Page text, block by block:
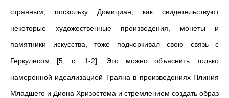
странным, поскольку Домициан, как свидетельствуют
некоторые художественные произведения, монеты и
памятники искусства, тоже подчеркивал свою связь с
Геркулесом [5, с. 1-2]. Это можно объяснить только
намеренной идеализацией Траяна в произведениях Плиния
Младшего и Диона Хризостома и стремлением создать образ